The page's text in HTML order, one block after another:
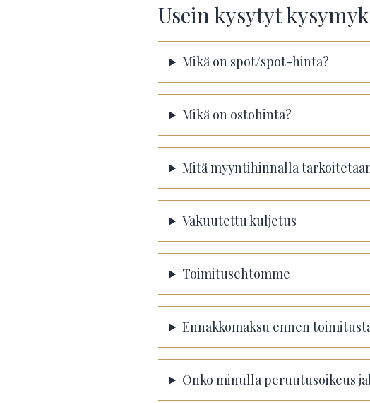
Usein kysytyt
Mikä on spot/spot-hinta?
Mikä on ostohinta?
Mitä myyntihinnalla
Vakuutettu kuljetus
Toimitusehtomme
Ennakkomaksu ennen
Onko minulla peruutusoikeus